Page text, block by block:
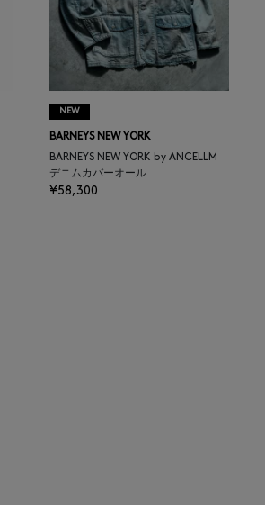
NEW
BARNEYS NEW YORK
BARNEYS NEW YORK by ANCELLM
デニムカバーオール
¥58,300